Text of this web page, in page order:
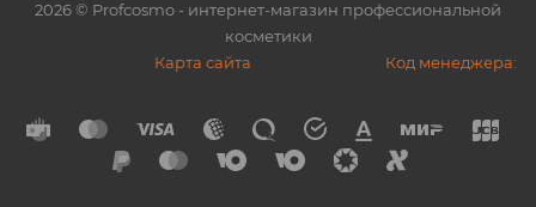
2026© Profcosmo - интернет-магазин профессиональной
косметики
Карта сайта
Код менеджера: